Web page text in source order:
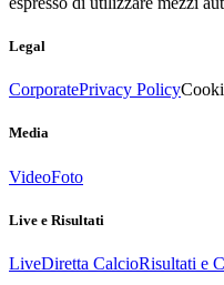
Legal
CorporatePrivacy Policy
Media
VideoFoto
Live e Risultati
LiveDiretta CalcioRisultati e